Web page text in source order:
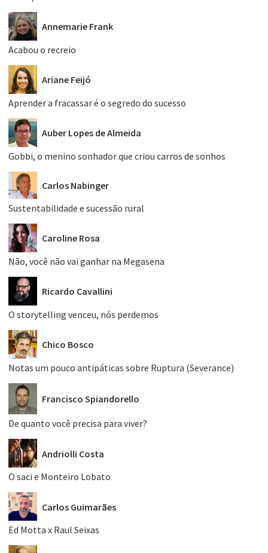
Annemarie Frank
Acabou o recreio
Ariane Feijó
Aprender a fracassar é o segredo do sucesso
Auber Lopes de Almeida
Gobbi, o menino sonhador que criou carros de sonhos
Carlos Nabinger
Sustentabilidade e sucessão rural
Caroline Rosa
Não, você não vai ganhar na Megasena
Ricardo Cavallini
O storytelling venceu, nós perdemos
Chico Bosco
Notas um pouco antipáticas sobre Ruptura (Severance)
Francisco Spiandorello
De quanto você precisa para viver?
Andriolli Costa
O saci e Monteiro Lobato
Carlos Guimarães
Ed Motta x Raul Seixas